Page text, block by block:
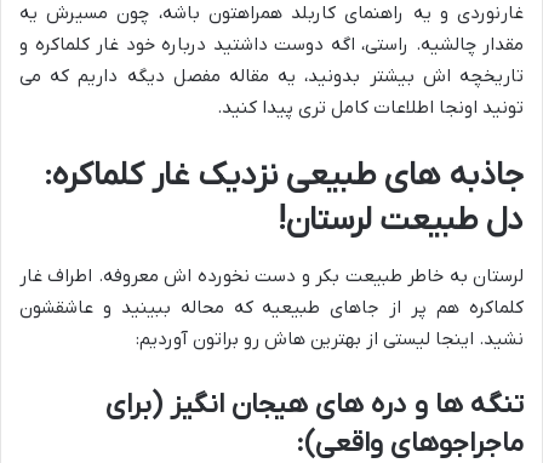
غارنوردی و یه راهنمای کاربلد همراهتون باشه، چون مسیرش یه
مقدار چالشیه. راستی، اگه دوست داشتید درباره خود غار کلماکره و
تاریخچه اش بیشتر بدونید، یه مقاله مفصل دیگه داریم که می
تونید اونجا اطلاعات کامل تری پیدا کنید.
جاذبه های طبیعی نزدیک غار کلماکره:
دل طبیعت لرستان!
لرستان به خاطر طبیعت بکر و دست نخورده اش معروفه. اطراف غار
کلماکره هم پر از جاهای طبیعیه که محاله ببینید و عاشقشون
نشید. اینجا لیستی از بهترین هاش رو براتون آوردیم:
تنگه ها و دره های هیجان انگیز (برای
ماجراجوهای واقعی):